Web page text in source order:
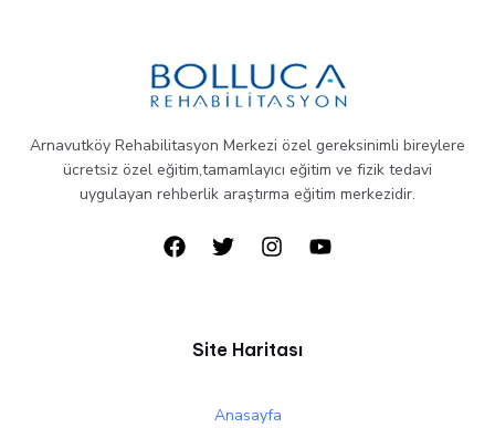
Arnavutköy Rehabilitasyon Merkezi özel gereksinimli bireylere
ücretsiz özel eğitim,tamamlayıcı eğitim ve fizik tedavi
uygulayan rehberlik araştırma eğitim merkezidir.
Site Haritası
Anasayfa